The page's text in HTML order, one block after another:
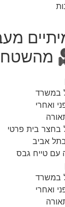
במשרד
ואחרי
בית פרטי
אביב
עם טייח גבס
במשרד
ואחרי